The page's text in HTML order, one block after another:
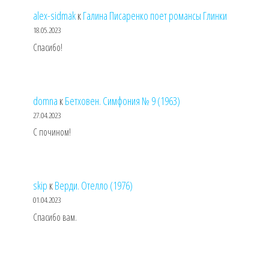
alex-sidmakкГалина Писаренко поет романсы Глинки
18.05.2023
Спасибо!
domna кБетховен. Симфония № 9 (1963)
27.04.2023
С почином!
skip кВерди. Отелло (1976)
01.04.2023
Спасибо вам.